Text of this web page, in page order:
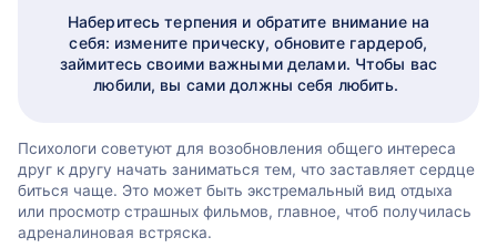
Наберитесь терпения и обратите внимание на
себя: измените прическу, обновите гардероб,
займитесь своими важными делами. Чтобы вас
любили, вы сами должны себя любить.
Психологи советуют для возобновления общего интереса
друг к другу начать заниматься тем, что заставляет сердце
биться чаще. Это может быть экстремальный вид отдыха
или просмотр страшных фильмов, главное, чтоб получилась
адреналиновая встряска.